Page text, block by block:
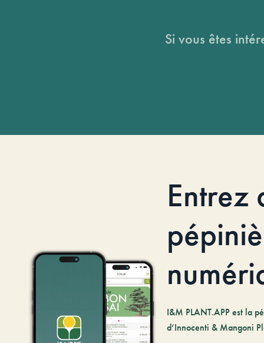
Si vous êtes
Entrez
I&M PLANT.APP est la
d’Innocenti & Mangoni